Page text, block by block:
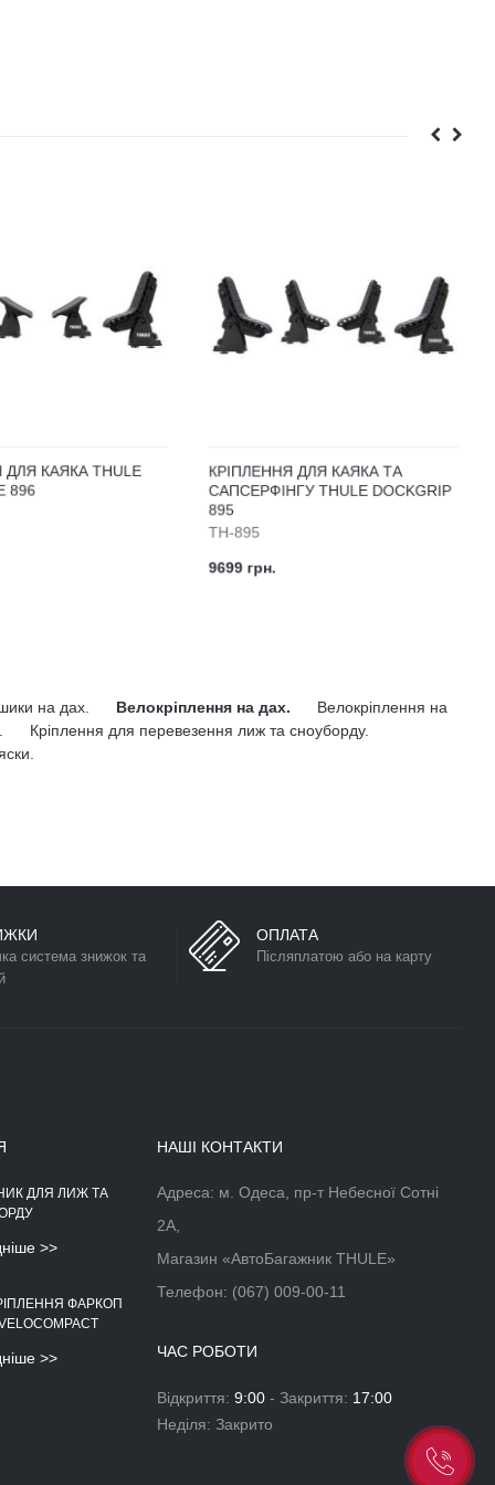
КАЯКА THULE
896
КРІПЛЕННЯ ДЛЯ КАЯКА ТА
САПСЕРФІНГУ THULE DOCKGRIP
895
TH-895
9699 грн.
на дах. Велокріплення на дах.
Велокріплення на
Кріплення для перевезення лиж та сноуборду.
система знижок та
ОПЛАТА
Післяплатою або на карту
ДЛЯ ЛИЖ ТА
>>
ФАРКОП
>>
АЕРОДИНАМІЧНІЙ БОКС НА
НАШІ КОНТАКТИ
Адреса: м. Одеса, пр-т Небесної Сотні
2А,
Магазин «АвтоБагажник THULE»
Телефон: (067) 009-00-11
ЧАС РОБОТИ
Відкриття: 9:00- Закриття: 17:00
Неділя: Закрито